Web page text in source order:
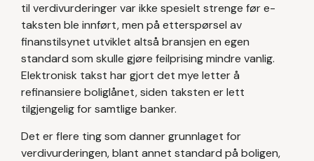
til verdivurderinger var ikke spesielt strenge før e-
taksten ble innført, men på etterspørsel av
finanstilsynet utviklet altså bransjen en egen
standard som skulle gjøre feilprising mindre vanlig.
Elektronisk takst har gjort det mye letter å
refinansiere boliglånet, siden taksten er lett
tilgjengelig for samtlige banker.
Det er flere ting som danner grunnlaget for
verdivurderingen, blant annet standard på boligen,